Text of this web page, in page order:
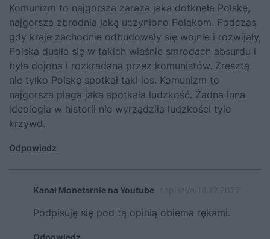
Komunizm to najgorsza zaraza jaka dotknęła Polskę,
najgorsza zbrodnia jaką uczyniono Polakom. Podczas
gdy kraje zachodnie odbudowały się wojnie i rozwijały,
Polska dusiła się w takich właśnie smrodach absurdu i
była dojona i rozkradana przez komunistów. Zresztą
nie tylko Polskę spotkał taki los. Komunizm to
najgorsza plaga jaka spotkała ludzkość. Żadna inna
ideologia w historii nie wyrządziła ludzkości tyle
krzywd.
Odpowiedz
Kanał Monetarnie na Youtube
Podpisuję się pod tą opinią obiema rękami.
Odpowiedz